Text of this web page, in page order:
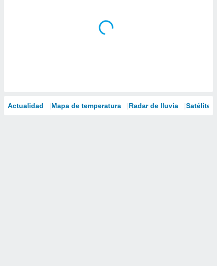
Actualidad Mapa de temperatura Radar de lluvia Satélites